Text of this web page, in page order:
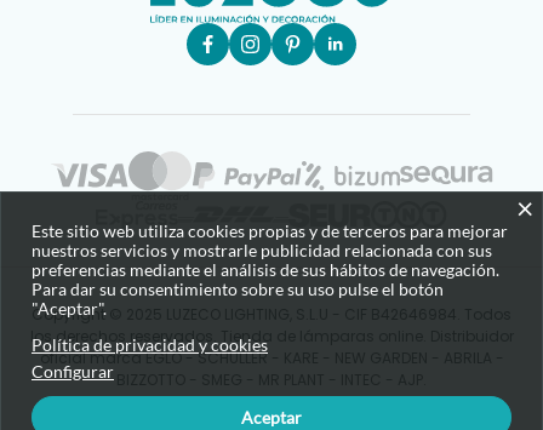
Copyright © 2025 LUZECO LIGHTING, S.L.U - CIF B42646984. Todos
los derechos reservados. Tienda de lámparas online. Distribuidor
oficial marca EGLO - SCHULLER - KARE - NEW GARDEN - ABRILA -
×
Este sitio web utiliza cookies propias y de terceros para mejorar
nuestros servicios y mostrarle publicidad relacionada con sus
preferencias mediante el análisis de sus hábitos de navegación.
Para dar su consentimiento sobre su uso pulse el botón
"Aceptar".
Política de privacidad y cookies
Configurar
Aceptar